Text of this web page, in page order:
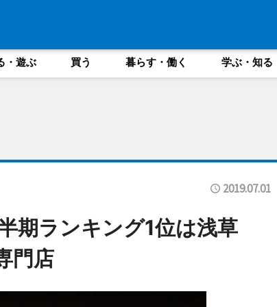
・遊ぶ 買う 暮らす・働く 学ぶ・知る
2019.07.01
期ランキング1位は浅草
門店